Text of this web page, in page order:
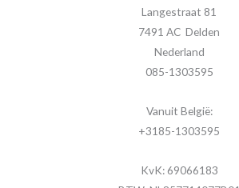
Langestraat 81
7491 AC Delden
Nederland
085-1303595
Vanuit België:
+3185-1303595
KvK: 69066183